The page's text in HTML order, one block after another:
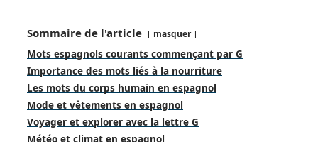
Sommaire de l'article masquer
Mots espagnols courants commençant par G
Importance des mots liés à la nourriture
Les mots du corps humain en espagnol
Mode et vêtements en espagnol
Voyager et explorer avec la lettre G
Météo et climat en espagnol